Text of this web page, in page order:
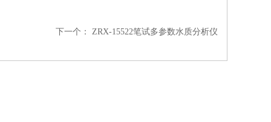
下一个： ZRX-15522笔试多参数水质分析仪